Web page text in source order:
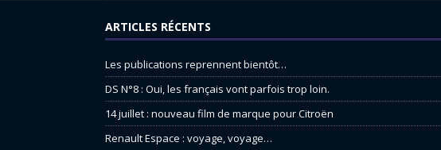
ARTICLES RÉCENTS
Les publications reprennent bientôt…
DS N°8 : Oui, les français vont parfois trop loin.
14 juillet : nouveau film de marque pour Citroën
Renault Espace : voyage, voyage…